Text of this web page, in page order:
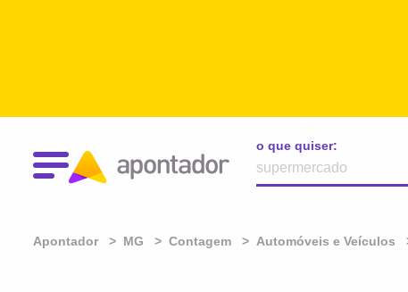
o que quiser:
Apontador MG Contagem Automóveis e Veículos